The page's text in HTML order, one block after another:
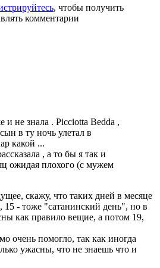
, чтобы получить
комментарии
и не знала . Picciotta Bedda ,
в ту ночь улетал в
какой ...
, а то бы я так и
ожидая плохого (с мужем
скажу, что таких дней в месяце
15 - тоже "сатанинский день", но в
как правило вещие, а потом 19,
очень помогло, так как иногда
ужасны, что не знаешь что и